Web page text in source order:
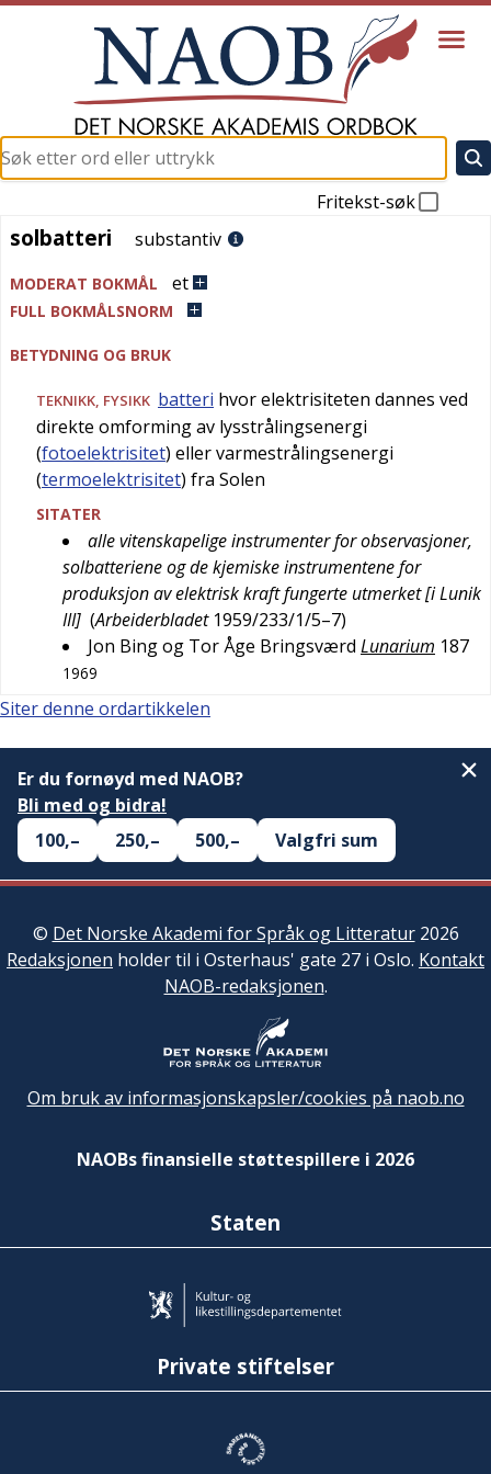
Fritekst-søk
solbatteri
solbatteri substantiv
MODERAT BOKMÅL et
FULL BOKMÅLSNORM
BETYDNING OG BRUK
TEKNIKK, FYSIKK batteri hvor elektrisiteten dannes ved
direkte omforming av lysstrålingsenergi
(fotoelektrisitet) eller varmestrålingsenergi
(termoelektrisitet) fra Solen
SITATER
alle vitenskapelige instrumenter for observasjoner,
solbatteriene og de kjemiske instrumentene for
produksjon av elektrisk kraft fungerte utmerket [i Lunik
III] (Arbeiderbladet 1959/233/1/5–7)
Jon Bing og Tor Åge Bringsværd Lunarium 187
1969
Siter denne ordartikkelen
Er du fornøyd med NAOB?
Bli med og bidra!
100,–
250,– 500,– Valgfri sum
© Det Norske Akademi for Språk og Litteratur2026
Redaksjonen holder til i Osterhaus' gate 27 i Oslo. Kontakt
NAOB-redaksjonen.
Om bruk av informasjonskapsler/cookies på naob.no
NAOBs finansielle støttespillere i 2026
Staten
Private stiftelser